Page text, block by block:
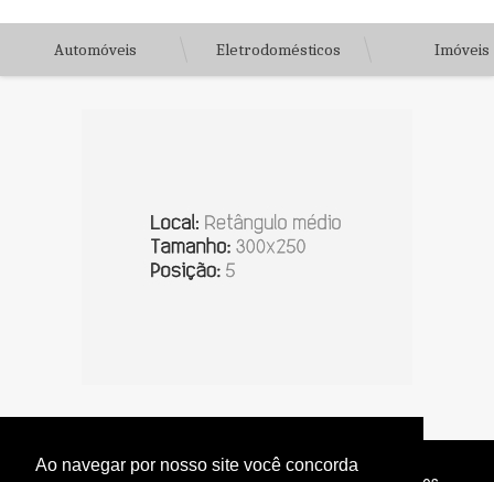
Ao navegar por nosso site você concorda
Automóveis Eletrodomésticos Imóveis